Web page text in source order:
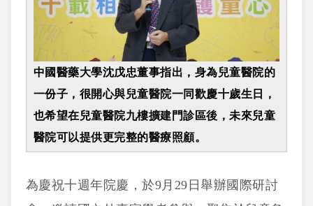
中國醫藥大學沈戊忠董事指出，身為兒童醫院的
一份子，很開心與兒童醫院一同歡慶十歲生日，
也希望在兒童醫院九樓擴建門診區後，未來兒童
醫院可以提供更完整的醫療照顧。
為慶祝十週年院慶，於9月29日舉辦國際研討